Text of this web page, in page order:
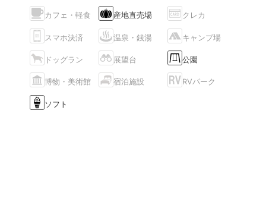
カフェ・軽食 産地直売場 クレカ
スマホ決済 温泉・銭湯 キャンプ場
ドッグラン 展望台 公園
博物・美術館 宿泊施設 RVパーク
ソフト